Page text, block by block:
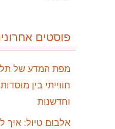
פוסטים
מפת המדע של תל
חווייתי בין
וחדשנות
אלבום טיול: איך